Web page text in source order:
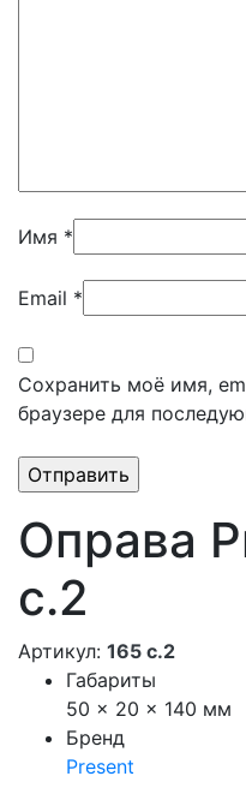
Имя *
Email *
Сохранить моё имя,
браузере для
Оправа
с.2
Артикул: 165 с.2
Габариты
50 × 20 × 140 мм
Бренд
Present